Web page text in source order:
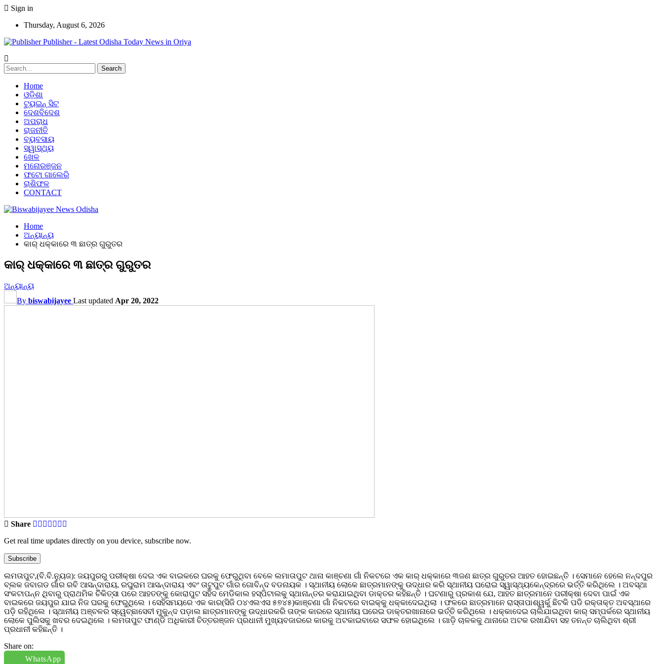
Sign in
Thursday, August 6, 2026
Publisher - Latest Odisha Today News in Oriya
Home
ଓଡ଼ିଶା
ଟ୍ୟୁଇନ୍ ସିଟ
ଦେଶବିଦେଶ
ଅପରାଧ
ରାଜନୀତି
ବ୍ୟବସାୟ
ସ୍ୱାସ୍ଥ୍ୟ
ଖେଳ
ମନୋରଞ୍ଜନ
ଫଟୋ ଗାଲେରି
ରାଶିଫଳ
CONTACT
Home
ଅନ୍ୟାନ୍ୟ
କାର୍ ଧକ୍କାରେ ୩ ଛାତ୍ର ଗୁରୁତର
କାର୍ ଧକ୍କାରେ ୩ ଛାତ୍ର ଗୁରୁତର
ଅନ୍ୟାନ୍ୟ
By biswabijayee Last updated Apr 20, 2022
Share
Get real time updates directly on you device, subscribe now.
Subscribe
ଲମତାପୁଟ,(ବି.ବି.ନୁ୍ୟଜ): ଜୟପୁରରୁ ପରୀକ୍ଷା ଦେଇ ଏକ ବାଇକରେ ଘରକୁ ଫେରୁଥିବା ବେଳେ ଲମାତାପୁଟ ଥାନା କାଞ୍ଚଣା ଗାଁ ନିକଟରେ ଏକ କାର୍ ଧକ୍କାରେ ୩ଜଣ ଛାତ୍ର ଗୁରୁତର ଆହତ ହୋଇଛନ୍ତି । ସେମାନେ ହେଲେ ନନ୍ଦପୁର
ବ୍ଲକ ଜବାଗଡ ଗାଁର ରବି ଆସନ୍ଦାରାୟ, ରଘୁରାମ ଆସନ୍ଦାରାୟ ଏବଂ ତାଟୁପୁଟ ଗାଁର ଗୋବିନ୍ଦ ବଡନାୟକ । ସ୍ଥାନୀୟ ଲୋକେ ଛାତ୍ରମାନଙ୍କୁ ଉଦ୍ଧାର କରି ସ୍ଥାନୀୟ ଘରୋଇ ସ୍ୱାସ୍ଥ୍ୟକେନ୍ଦ୍ରରେ ଭର୍ତ୍ତି କରିଥିଲେ । ଅବସ୍ଥା
ସଂକଟାପନ୍ନ ଥିବାରୁ ପ୍ରାଥମିକ ଚିିକିତ୍ସା ପରେ ଆହତଙ୍କୁ କୋରାପୁଟ ସହିଦ ମେଡିକାଲ ହସ୍ପିଟାଲକୁ ସ୍ଥାନାନ୍ତର କରାଯାଇଥିବା ଡାକ୍ତର କହିଛନ୍ତି । ଘଟଣାରୁ ପ୍ରକାଶ ଯେ, ଆହତ ଛାତ୍ରମାନେ ପରୀକ୍ଷା ଦେବା ପାଇଁ ଏକ
ବାଇକରେ ଜୟପୁର ଯାଇ ନିଜ ଘରକୁ ଫେରୁଥିଲେ । ସେହିସମୟରେ ଏକ କାର(ସିଜି ୦୪ଏଲଏସ ୫୭୪୫)କାଞ୍ଚଣା ଗାଁ ନିକଟରେ ବାଇକ୍କୁ ଧକ୍କାଦେଇଥିଲା । ଫଳରେ ଛାତ୍ରମାନେ ରାସ୍ତାପାଶ୍ୱର୍କୁ ଛିଟକି ପଡି ରକ୍ତାକ୍ତ ଅବସ୍ଥାରେ
ପଡ଼ି ରହିଥିଲେ । ସ୍ଥାନୀୟ ଅଞ୍ଚଳର ସ୍ୱେଚ୍ଛାସେବୀ ମୁକୁନ୍ଦ ପଡ଼ାଲ ଛାତ୍ରମାନଙ୍କୁ ଉଦ୍ଧାରକରି ତାଙ୍କ କାରରେ ସ୍ଥାନୀୟ ଘରେଇ ଡାକ୍ତରଖାନାରେ ଭର୍ତ୍ତି କରିଥିଲେ । ଧକ୍କାଦେଇ ଚାଲିଯାଇଥିବା କାର୍ ସମ୍ପର୍କରେ ସ୍ଥାନୀୟ
ଲୋକେ ପୁଲିସକୁ ଖବର ଦେଇଥିଲେ । ଲମତାପୁଟ ଫାଣ୍ଡି ଅଧିକାରୀ ଚିତ୍ତରଞ୍ଜନ ପ୍ରଧାନୀ ମୁଖ୍ୟବଜାରରେ କାରକୁ ଅଟକାଇବାରେ ସଫଳ ହୋଇଥିଲେ । ଗାଡ଼ି ଚାଳକକୁ ଥାନାରେ ଅଟକ ରଖାଯିବା ସହ ତନନ୍ତ ଚାଲିଥିବା ଶ୍ରୀ
ପ୍ରଧାନୀ କହିଛନ୍ତି ।
Share on:
WhatsApp